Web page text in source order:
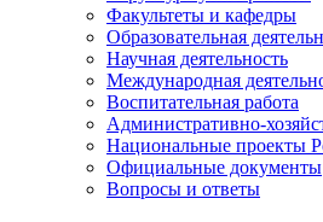
Факультеты и кафедры
Образовательная
Научная деятельность
Международная
Воспитательная работа
Административно-
Национальные проекты
Официальные документы
Вопросы и ответы